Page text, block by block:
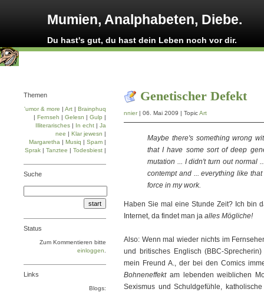
Mumien, Analphabeten, Diebe.
Du hast's gut, du hast dein Leben noch vor dir.
Genetischer Defekt
nnier| 06. Mai 2009 | TopicArt
Maybe there's something wrong
that I have some sort of deep
mutation ... I didn't turn out normal
contempt and ... everything like
force in my work.
Haben Sie mal eine Stunde Zeit? Ich bin
Internet, da findet man ja alles Mögliche!
Also: Wenn mal wieder nichts im
und britisches Englisch (BBC-
mein Freund A., der bei den Comics
Bohneneffektam lebenden weiblichen
Sexismus und Schuldgefühle,
Themen
'umor & more | Art | Brainphuq
| Fernseh | Gelesn | Gulp |
Illiterarisches | In echt | Ja
nee | Klar jewesn |
Margaretha | Musiq | Spam |
Sprak | Tanztee | Todesbiest |
Suche
Status
Zum Kommentieren bitte
einloggen
Links
Blogs: